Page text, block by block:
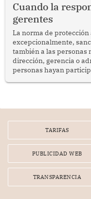
Cuando la
gerentes
La norma de
excepcionalmente,
también a las personas
dirección, gerencia o
personas hayan
por la frustrada
TARIFAS
PUBLICIDAD WEB
TRANSPARENCIA